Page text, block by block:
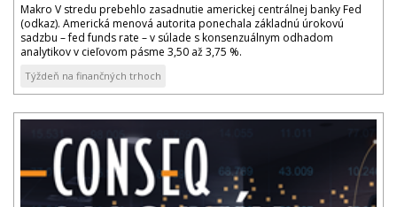
Makro V stredu prebehlo zasadnutie americkej centrálnej banky Fed
(odkaz). Americká menová autorita ponechala základnú úrokovú
sadzbu – fed funds rate – v súlade s konsenzuálnym odhadom
analytikov v cieľovom pásme 3,50 až 3,75 %.
Týždeň na finančných trhoch